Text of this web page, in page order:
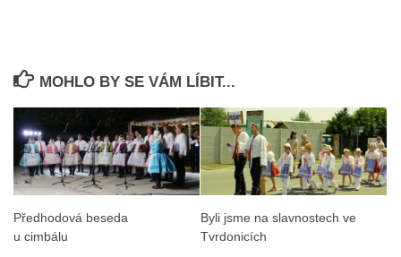
MOHLO BY SE VÁM LÍBIT...
Předhodová beseda
u cimbálu
Byli jsme na slavnostech ve
Tvrdonicích